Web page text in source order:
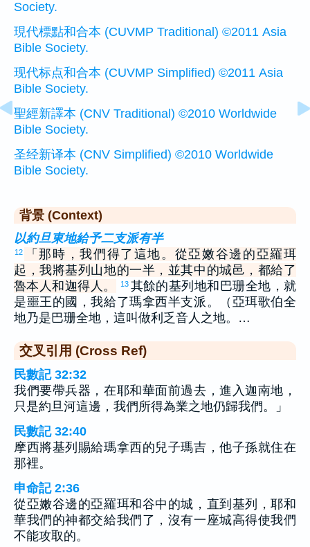
Society.
現代標點和合本 (CUVMP Traditional) ©2011 Asia
Bible Society.
现代标点和合本 (CUVMP Simplified) ©2011 Asia
Bible Society.
聖經新譯本 (CNV Traditional) ©2010 Worldwide
Bible Society.
圣经新译本 (CNV Simplified) ©2010 Worldwide
Bible Society.
背景 (Context)
以約旦東地給予二支派有半
12
「那時，我們得了這地。從亞嫩谷邊的亞羅珥
起，我將基列山地的一半，並其中的城邑，都給了
魯本人和迦得人。
13 其餘的基列地和巴珊全地，就
是噩王的國，我給了瑪拿西半支派。（亞珥歌伯全
地乃是巴珊全地，這叫做利乏音人之地。…
交叉引用 (Cross Ref)
民數記 32:32
我們要帶兵器，在耶和華面前過去，進入迦南地，
只是約旦河這邊，我們所得為業之地仍歸我們。」
民數記 32:40
摩西將基列賜給瑪拿西的兒子瑪吉，他子孫就住在
那裡。
申命記 2:36
從亞嫩谷邊的亞羅珥和谷中的城，直到基列，耶和
華我們的神都交給我們了，沒有一座城高得使我們
不能攻取的。